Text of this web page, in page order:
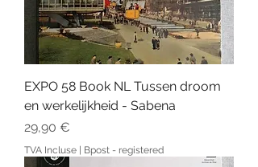
EXPO 58 Book NL Tussen droom
en werkelijkheid - Sabena
Prix
29,90 €
TVA Incluse | Bpost - registered